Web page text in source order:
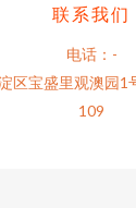
联系我们
电话：-
区宝盛里观澳园1
109